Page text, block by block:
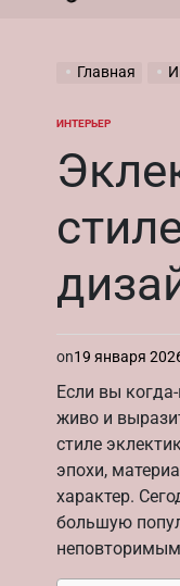
Главная
ОПУБЛИКОВАНО
ИНТЕРЬЕР
on19 января
Если вы
живо и
стиле
эпохи,
характер.
большую